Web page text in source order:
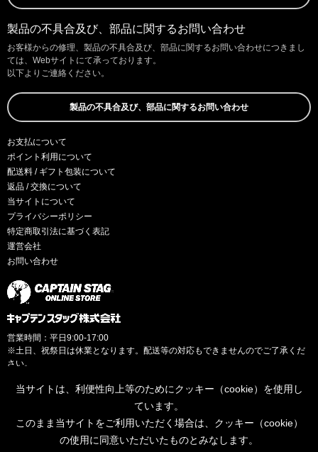
製品の不具合及び、部品に関するお問い合わせ
お客様からの修理、製品の不具合及び、部品に関するお問い合わせにつきまし
ては、Webサイトにて承っております。
以下よりご連絡ください。
製品の不具合及び、部品に関するお問い合わせ
お支払について
ポイント利用について
配送料 / ギフト包装について
返品 / 交換について
当サイトについて
プライバシーポリシー
特定商取引法に基づく表記
運営会社
お問い合わせ
営業時間：平日9:00-17:00
※土日、祝祭日は休業となります。配送等の対応もできませんのでご了承くだ
さい。
当サイトは、利便性向上等のためにクッキー（cookie）を使用し
ています。
このまま当サイトをご利用いただく場合は、クッキー（cookie）
の使用に同意いただいたものとみなします。